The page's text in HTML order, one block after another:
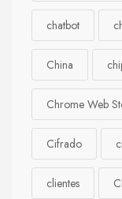
chatbot
China
Chrome Web
Cifrado
clientes